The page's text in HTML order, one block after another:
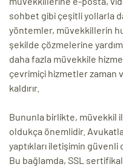
sohbet gibi çeşitli yollarla
yöntemler, müvekkillerin
şekilde çözmelerine
daha fazla müvekkile
çevrimiçi hizmetler zaman
kaldırır.
Bununla birlikte, müvekkil
oldukça önemlidir.
yaptıkları iletişimin
Bu bağlamda, SSL